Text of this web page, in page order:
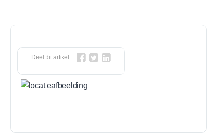
Deel dit artikel